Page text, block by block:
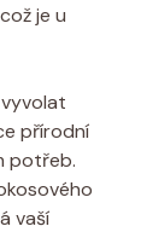
je‍ u
vyvolat
přírodní
potřeb.
‌vaší